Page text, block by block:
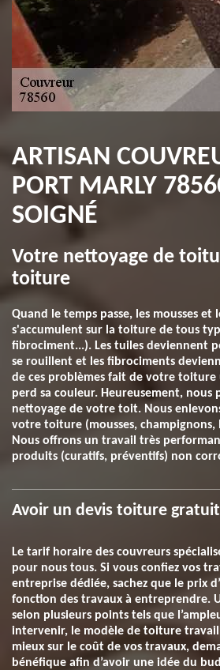
ARTISAN
PORT MARLY
SOIGNÉ
Votre nettoyage de
toiture
Quand le temps passe, les mousses et
s'accumulent sur la toiture de tous
fibrociment...). Les tuiles deviennent
se rouillent et les fibrociments
de ces problèmes fait de votre
perd sa couleur. Heureusement, nous
nettoyage de votre toit. Nous
votre toiture (mousses, champignons,
Nous offrons un travail très
produits (curatifs, préventifs) non
Avoir un devis toiture gratuit
Le tarif horaire des couvreurs
pour nous tous. Si vous confiez vos
entreprise dédiée, sachez que le prix
fonction des travaux à entreprendre.
selon plusieurs points tels que
intervenir, le modèle de toiture
mieux sur le coût de vos travaux,
bénéfique afin d’avoir une idée du